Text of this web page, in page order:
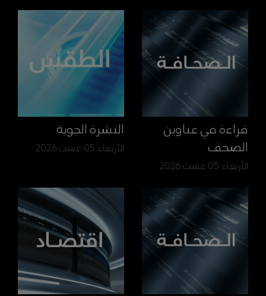
قراءة في عناوين
الصحف
الأربعاء 05 غشت 2026
النشرة الجوية
الأربعاء 05 غشت 2026